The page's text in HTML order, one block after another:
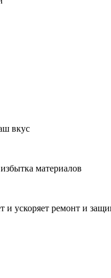
вкус
материалов
и ускоряет ремонт и